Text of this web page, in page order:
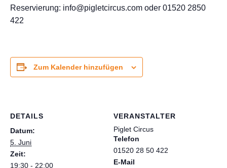
Reservierung: info@pigletcircus.com oder 01520 2850
422
Zum Kalender hinzufügen
DETAILS
Datum:
5. Juni
Zeit:
19:30 - 22:00
VERANSTALTER
Piglet Circus
Telefon
01520 28 50 422
E-Mail